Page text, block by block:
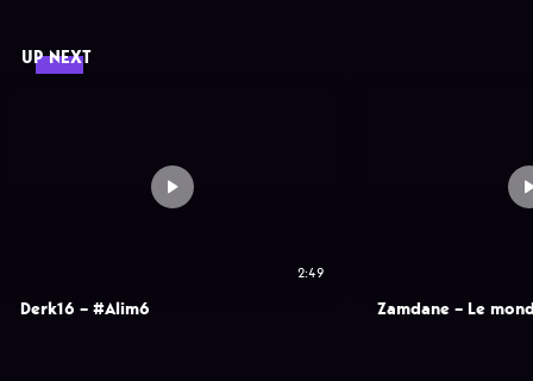
UP NEXT
2:49
Derk16 – #Alim6 Zamdane – Le